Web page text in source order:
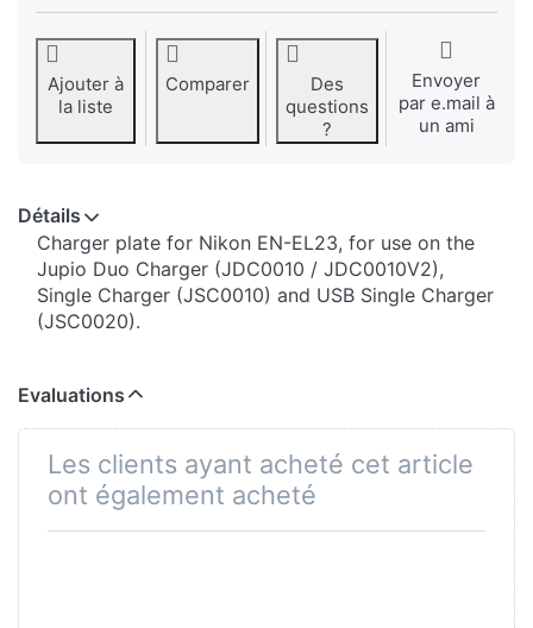
Ajouter à
la liste
Comparer
Des
questions
?
Envoyer
par e.mail à
un ami
Détails
​​​​​​​​​​​​​​​​​​​​​​​​​Charger plate for Nikon EN-EL23, for use on the
Jupio Duo Charger (JDC0010 / JDC0010V2),
Single Charger (JSC0010) and USB Single Charger
(JSC0020).
Evaluations
Les clients ayant acheté cet article
ont également acheté